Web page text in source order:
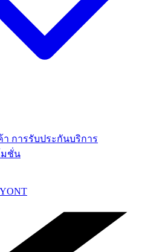
า การรับประกันบริการ
มชั่น